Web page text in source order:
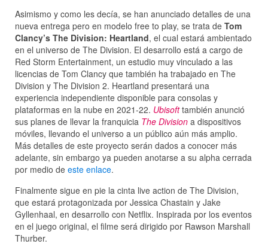
Asimismo y como les decía, se han anunciado detalles de una
nueva entrega pero en modelo free to play, se trata de Tom
Clancy’s The Division: Heartland, el cual estará ambientado
en el universo de The Division. El desarrollo está a cargo de
Red Storm Entertainment, un estudio muy vinculado a las
licencias de Tom Clancy que también ha trabajado en The
Division y The Division 2. Heartland presentará una
experiencia independiente disponible para consolas y
plataformas en la nube en 2021-22. Ubisofttambién anunció
sus planes de llevar la franquicia The Division a dispositivos
móviles, llevando el universo a un público aún más amplio.
Más detalles de este proyecto serán dados a conocer más
adelante, sin embargo ya pueden anotarse a su alpha cerrada
por medio de este enlace.
Finalmente sigue en pie la cinta live action de The Division,
que estará protagonizada por Jessica Chastain y Jake
Gyllenhaal, en desarrollo con Netflix. Inspirada por los eventos
en el juego original, el filme será dirigido por Rawson Marshall
Thurber.